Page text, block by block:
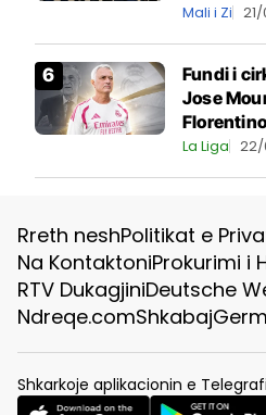
Mali i Zi
Fundi i
Jose
një ekip,
La Liga 22/
Rreth neshPolitikat e
Na KontaktoniProkurimi i
RTV DukagjiniDeutsche
Ndreqe.comShkabaj
Shkarkoje aplikacionin e